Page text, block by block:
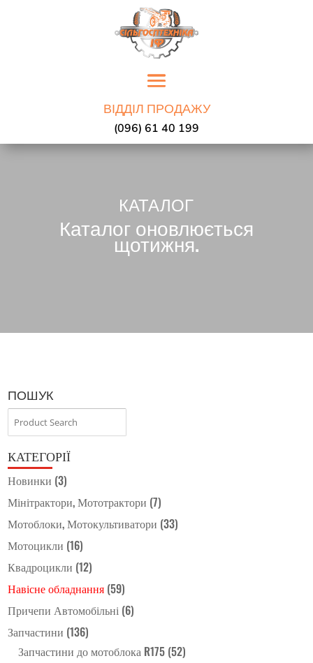
ВІДДІЛ ПРОДАЖУ
(096) 61 40 199
КАТАЛОГ
Каталог оновлюється
щотижня.
ПОШУК
КАТЕГОРІЇ
Новинки (3)
Мінітрактори, Мототрактори (7)
Мотоблоки, Мотокультиватори (33)
Мотоцикли (16)
Квадроцикли (12)
Навісне обладнання (59)
Причепи Автомобільні (6)
Запчастини (136)
Запчастини до мотоблока R175 (52)